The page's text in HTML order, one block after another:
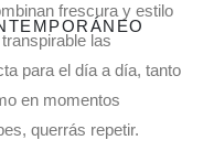
frescura y estilo
las
para el día a día, tanto
en momentos
querrás repetir.